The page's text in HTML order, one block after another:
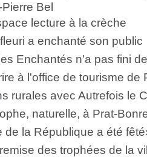
Bel
lecture à la crèche
a enchanté son public
Enchantés n'a pas fini
à l'office de tourisme de
rurales avec Autrefois le
naturelle, à Prat-
de la République a été
des trophées de la